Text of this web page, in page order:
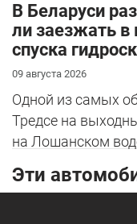
В Беларуси
ли заезжать в
спуска
09 августа 2026
Одной из самых
Тредсе на
на Лошанском
Эти